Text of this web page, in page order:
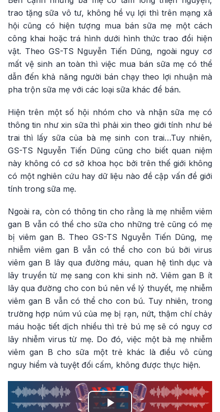
trao tặng sữa vô tư, không hề vụ lợi thì trên mạng xã
hội cũng có hiện tượng mua bán sữa mẹ một cách
công khai hoặc trá hình dưới hình thức trao đổi hiện
vật. Theo GS-TS Nguyễn Tiến Dũng, ngoài nguy cơ
mất vệ sinh an toàn thì việc mua bán sữa mẹ có thể
dẫn đến khả năng người bán chạy theo lợi nhuận mà
pha trộn sữa mẹ với các loại sữa khác để bán.
Hiện trên một số hội nhóm cho và nhận sữa mẹ có
thông tin như xin sữa thì phải xin theo giới tính như bé
trai thì lấy sữa của bà mẹ sinh con trai…Tuy nhiên,
GS-TS Nguyễn Tiến Dũng cũng cho biết quan niệm
này không có cơ sở khoa học bởi trên thế giới không
có một nghiên cứu hay dữ liệu nào đề cập vấn đề giới
tính trong sữa mẹ.
Ngoài ra, còn có thông tin cho rằng là mẹ nhiễm viêm
gan B vẫn có thể cho sữa cho những trẻ cũng có mẹ
bị viêm gan B. Theo GS-TS Nguyễn Tiến Dũng, mẹ
nhiễm viêm gan B vẫn có thể cho con bú bởi virus
viêm gan B lây qua đường máu, quan hệ tình dục và
lây truyền từ mẹ sang con khi sinh nở. Viêm gan B ít
lây qua đường cho con bú nên về lý thuyết, mẹ nhiễm
viêm gan B vẫn có thể cho con bú. Tuy nhiên, trong
trường hợp núm vú của mẹ bị rạn, nứt, thậm chí chảy
máu hoặc tiết dịch nhiều thì trẻ bú mẹ sẽ có nguy cơ
lây nhiễm virus từ mẹ. Do đó, việc một bà mẹ nhiễm
viêm gan B cho sữa một trẻ khác là điều vô cùng
nguy hiểm và tuyệt đối cấm, không được thực hiện.